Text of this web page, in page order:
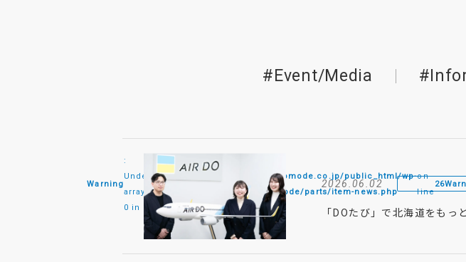
#Event/Media
2026.06.02
Warning
:
Undefined
array key
0 in
/home/monomode/monomode.co.jp/public_html/wp-
content/themes/monomode/parts/item-news.php
on
line
26
「DOたび」で北海道をも